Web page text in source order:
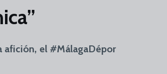
afición, el #MálagaDépor